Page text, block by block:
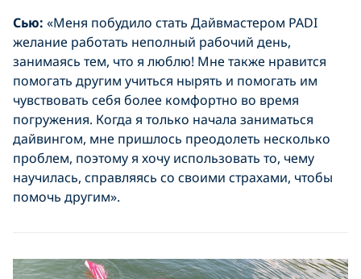
Сью: «Меня побудило стать Дайвмастером PADI
желание работать неполный рабочий день,
занимаясь тем, что я люблю! Мне также нравится
помогать другим учиться нырять и помогать им
чувствовать себя более комфортно во время
погружения. Когда я только начала заниматься
дайвингом, мне пришлось преодолеть несколько
проблем, поэтому я хочу использовать то, чему
научилась, справляясь со своими страхами, чтобы
помочь другим».